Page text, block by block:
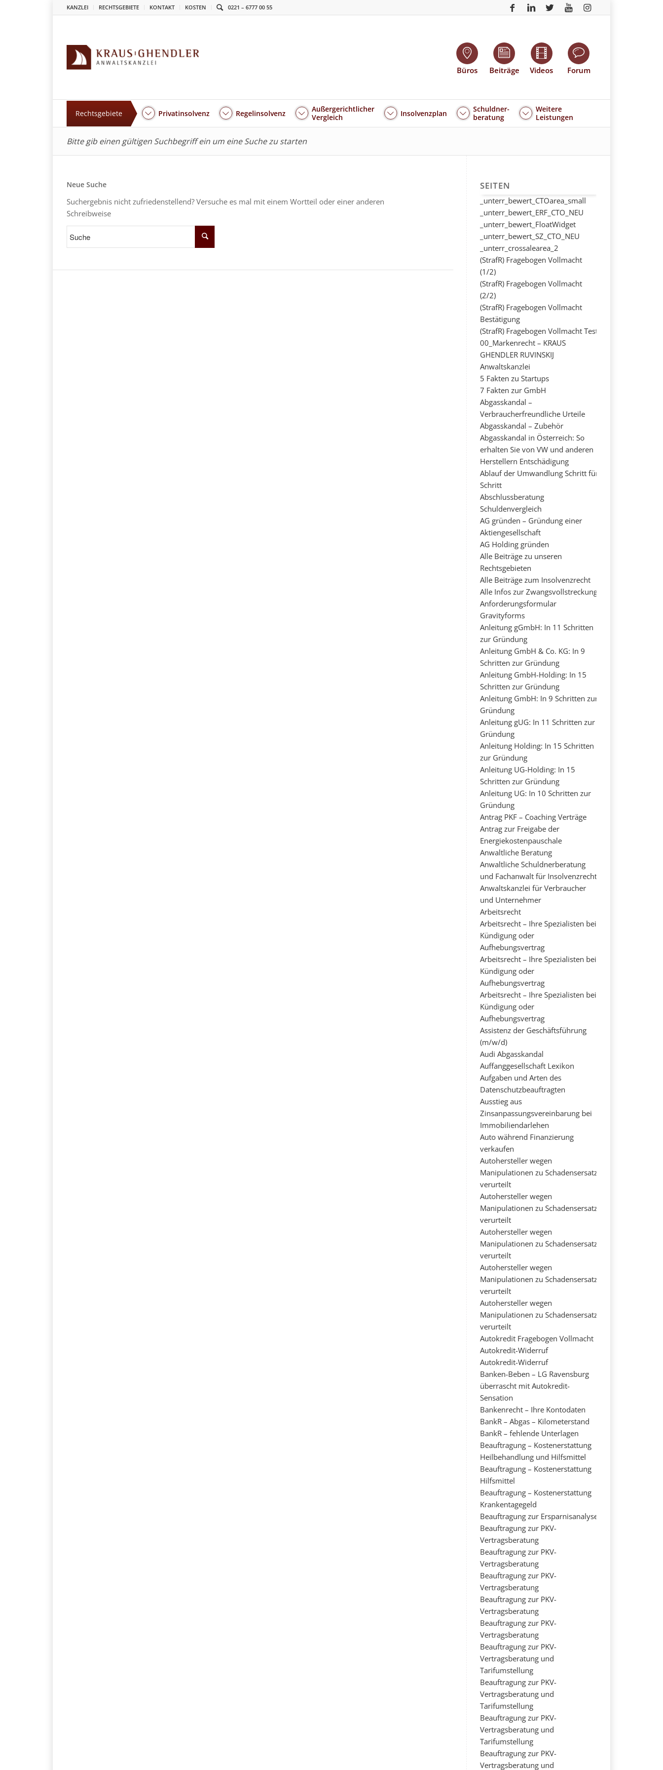
KANZLEI RECHTSGEBIETE KONTAKT KOSTEN 0221 – 6777 00 55
Büros Beiträge Videos Forum
Rechtsgebiete Privatinsolvenz Regelinsolvenz
Außergerichtlicher
Vergleich
Insolvenzplan
Schuldner-
beratung
Weitere
Leistungen
Bitte gib einen gültigen Suchbegriff ein um eine Suche zu starten
Neue Suche
Suchergebnis nicht zufriedenstellend? Versuche es mal mit einem Wortteil oder einer anderen
Schreibweise
SEITEN
_unterr_bewert_CTOarea_small
_unterr_bewert_ERF_CTO_NEU
_unterr_bewert_FloatWidget
_unterr_bewert_SZ_CTO_NEU
_unterr_crossalearea_2
(StrafR) Fragebogen Vollmacht
(1/2)
(StrafR) Fragebogen Vollmacht
(2/2)
(StrafR) Fragebogen Vollmacht
Bestätigung
(StrafR) Fragebogen Vollmacht Test
00_Markenrecht – KRAUS
GHENDLER RUVINSKIJ
Anwaltskanzlei
5 Fakten zu Startups
7 Fakten zur GmbH
Abgasskandal –
Verbraucherfreundliche Urteile
Abgasskandal – Zubehör
Abgasskandal in Österreich: So
erhalten Sie von VW und anderen
Herstellern Entschädigung
Ablauf der Umwandlung Schritt für
Schritt
Abschlussberatung
Schuldenvergleich
AG gründen – Gründung einer
Aktiengesellschaft
AG Holding gründen
Alle Beiträge zu unseren
Rechtsgebieten
Alle Beiträge zum Insolvenzrecht
Alle Infos zur Zwangsvollstreckung
Anforderungsformular
Gravityforms
Anleitung gGmbH: In 11 Schritten
zur Gründung
Anleitung GmbH & Co. KG: In 9
Schritten zur Gründung
Anleitung GmbH-Holding: In 15
Schritten zur Gründung
Anleitung GmbH: In 9 Schritten zur
Gründung
Anleitung gUG: In 11 Schritten zur
Gründung
Anleitung Holding: In 15 Schritten
zur Gründung
Anleitung UG-Holding: In 15
Schritten zur Gründung
Anleitung UG: In 10 Schritten zur
Gründung
Antrag PKF – Coaching Verträge
Antrag zur Freigabe der
Energiekostenpauschale
Anwaltliche Beratung
Anwaltliche Schuldnerberatung
und Fachanwalt für Insolvenzrecht
Anwaltskanzlei für Verbraucher
und Unternehmer
Arbeitsrecht
Arbeitsrecht – Ihre Spezialisten bei
Kündigung oder
Aufhebungsvertrag
Arbeitsrecht – Ihre Spezialisten bei
Kündigung oder
Aufhebungsvertrag
Arbeitsrecht – Ihre Spezialisten bei
Kündigung oder
Aufhebungsvertrag
Assistenz der Geschäftsführung
(m/w/d)
Audi Abgasskandal
Auffanggesellschaft Lexikon
Aufgaben und Arten des
Datenschutzbeauftragten
Ausstieg aus
Zinsanpassungsvereinbarung bei
Immobiliendarlehen
Auto während Finanzierung
verkaufen
Autohersteller wegen
Manipulationen zu Schadensersatz
verurteilt
Autohersteller wegen
Manipulationen zu Schadensersatz
verurteilt
Autohersteller wegen
Manipulationen zu Schadensersatz
verurteilt
Autohersteller wegen
Manipulationen zu Schadensersatz
verurteilt
Autohersteller wegen
Manipulationen zu Schadensersatz
verurteilt
Autokredit Fragebogen Vollmacht
Autokredit-Widerruf
Autokredit-Widerruf
Banken-Beben – LG Ravensburg
überrascht mit Autokredit-
Sensation
Bankenrecht – Ihre Kontodaten
BankR – Abgas – Kilometerstand
BankR – fehlende Unterlagen
Beauftragung – Kostenerstattung
Heilbehandlung und Hilfsmittel
Beauftragung – Kostenerstattung
Hilfsmittel
Beauftragung – Kostenerstattung
Krankentagegeld
Beauftragung zur Ersparnisanalyse
Beauftragung zur PKV-
Vertragsberatung
Beauftragung zur PKV-
Vertragsberatung
Beauftragung zur PKV-
Vertragsberatung
Beauftragung zur PKV-
Vertragsberatung
Beauftragung zur PKV-
Vertragsberatung
Beauftragung zur PKV-
Vertragsberatung und
Tarifumstellung
Beauftragung zur PKV-
Vertragsberatung und
Tarifumstellung
Beauftragung zur PKV-
Vertragsberatung und
Tarifumstellung
Beauftragung zur PKV-
Vertragsberatung und